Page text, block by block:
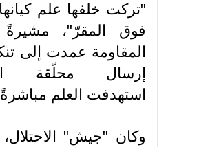
"تركت خلفها علم
فوق المقرّ"،
المقاومة عمدت إلى
إرسال محلّقة
استهدفت العلم
وكان "جيش"